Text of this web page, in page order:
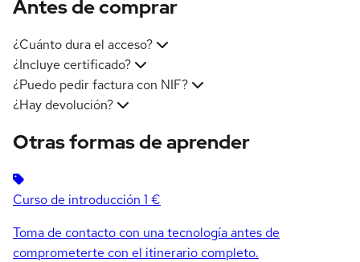
Antes de comprar
¿Cuánto dura el acceso?
¿Incluye certificado?
¿Puedo pedir factura con NIF?
¿Hay devolución?
Otras formas de aprender
Curso de introducción 1 €
Toma de contacto con una tecnología antes de
comprometerte con el itinerario completo.